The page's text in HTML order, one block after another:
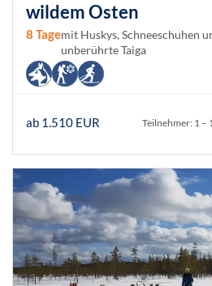
wildem Osten
8 Tagemit Huskys, Schneeschuhen
unberührte Taiga
ab 1.510 EUR Teilnehmer: 1 –